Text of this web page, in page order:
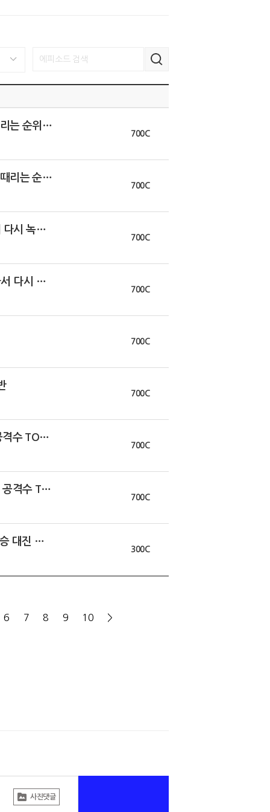
[E,264](클린)굿바이 히풋E, 골때리는 순위예측 결과ㅋㅋ
700C
[E,264](무삭제)굿바이 히풋E, 골때리는 순위예측 결과ㅋㅋ
700C
[E,263](클린)김환이 코드 뽑아서 다시 녹음한 편(박종윤 없음)
700C
[E,263](무삭제)김환이 코드 뽑아서 다시 녹음한 편(박종윤 없음)
700C
700C
700C
[E,261](클린)현 시점 세계 2선 공격수 TOP10
700C
[E,261](무삭제)현 시점 세계 2선 공격수 TOP10
700C
[호외]UCL 준결승 2차전 리뷰(결승 대진 완성)
300C
6 7 8 9 10 >
사진댓글